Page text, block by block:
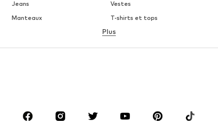
Jeans
Vestes
Manteaux
T-shirts et tops
Lingerie
Jupes
Blouses et tuniques
Accessoires
Premium
Plus